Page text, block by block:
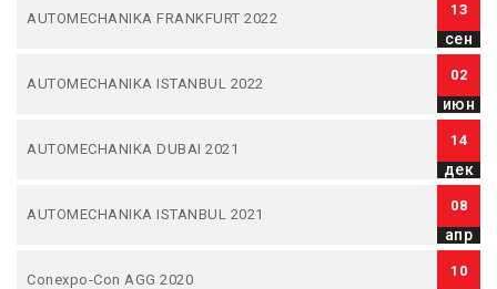
AUTOMECHANIKA FRANKFURT 2022
13
сен
AUTOMECHANIKA ISTANBUL 2022
02
июн
AUTOMECHANIKA DUBAI 2021
14
дек
AUTOMECHANIKA ISTANBUL 2021
08
апр
Conexpo-Con AGG 2020
10